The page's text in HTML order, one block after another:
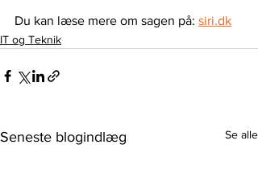
Du kan læse mere om sagen på: siri.dk
IT og Teknik
Seneste blogindlæg Se alle